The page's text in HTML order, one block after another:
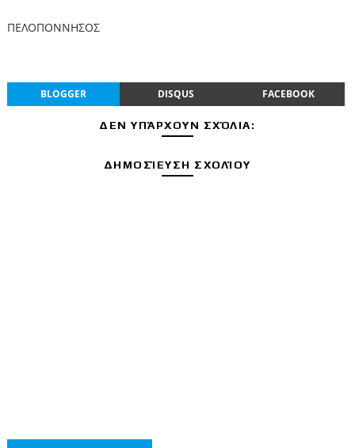
ΠΕΛΟΠΟΝΝΗΣΟΣ
BLOGGER DISQUS FACEBOOK
ΔΕΝ ΥΠΆΡΧΟΥΝ ΣΧΌΛΙΑ:
ΔΗΜΟΣΊΕΥΣΗ ΣΧΟΛΊΟΥ